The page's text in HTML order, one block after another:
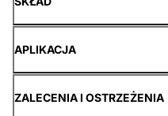
APLIKACJA
ZALECENIA I OSTRZEŻENIA